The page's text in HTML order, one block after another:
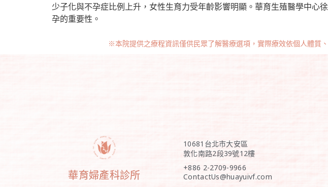
少子化與不孕症比例上升，女性生育力受年齡影響明顯。華育生殖醫學中
孕的重要性。
※本院提供之療程資訊僅供民眾了解醫療選項，實際療效依個人體質
華育婦產科診所
10681台北市大安區
敦化南路2段39號12樓
+886 2-2709-9966
ContactUs@huayuivf.com